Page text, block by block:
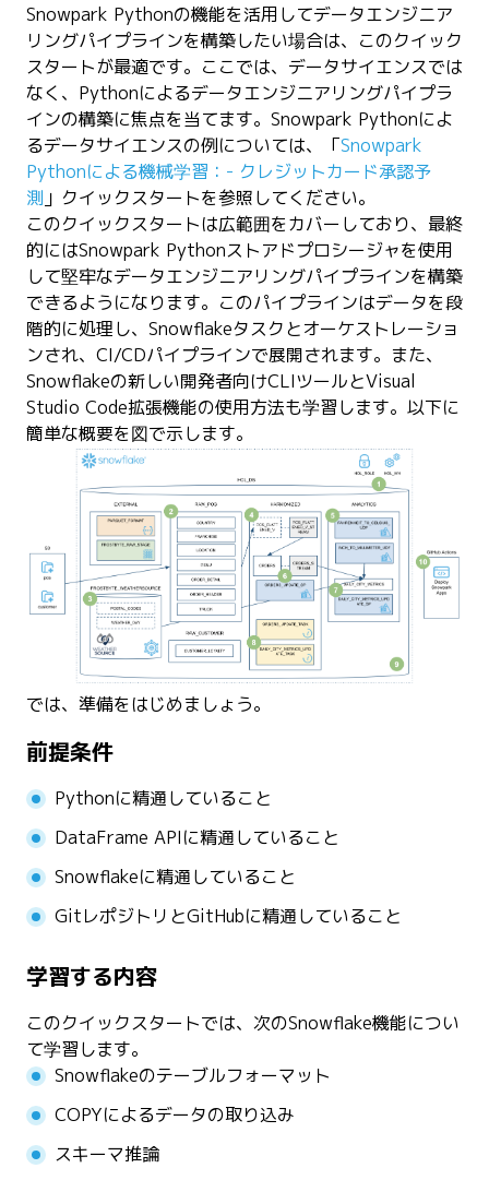
Snowpark Pythonの機能を活用してデータエンジニア
リングパイプラインを構築したい場合は、このクイック
スタートが最適です。ここでは、データサイエンスでは
なく、Pythonによるデータエンジニアリングパイプラ
インの構築に焦点を当てます。Snowpark Pythonによ
るデータサイエンスの例については、「Snowpark
Pythonによる機械学習： - クレジットカード承認予
測 」クイックスタートを参照してください。
このクイックスタートは広範囲をカバーしており、最終
的にはSnowpark Pythonストアドプロシージャを使用
して堅牢なデータエンジニアリングパイプラインを構築
できるようになります。このパイプラインはデータを段
階的に処理し、Snowflakeタスクとオーケストレーショ
ンされ、CI/CDパイプラインで展開されます。また、
Snowflakeの新しい開発者向けCLIツールとVisual
Studio Code拡張機能の使用方法も学習します。以下に
簡単な概要を図で示します。
では、準備をはじめましょう。
前提条件
Pythonに精通していること
DataFrame APIに精通していること
Snowflakeに精通していること
GitレポジトリとGitHubに精通していること
学習する内容
このクイックスタートでは、次のSnowflake機能につい
て学習します。
Snowflakeのテーブルフォーマット
COPYによるデータの取り込み
スキーマ推論